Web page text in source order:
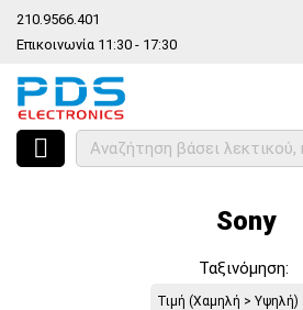
210.9566.401
Επικοινωνία 11:30 - 17:30
HOME Κατασκευαστές
Sony
Ταξινόμηση: